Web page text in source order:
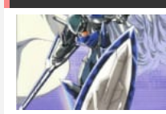
デル
価格：¥4,822
価